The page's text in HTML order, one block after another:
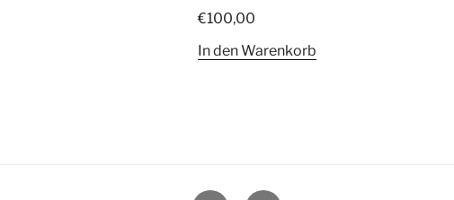
€100,00
In den Warenkorb